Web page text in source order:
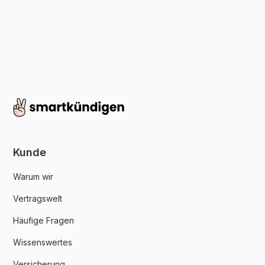
Kunde
Warum wir
Vertragswelt
Häufige Fragen
Wissenswertes